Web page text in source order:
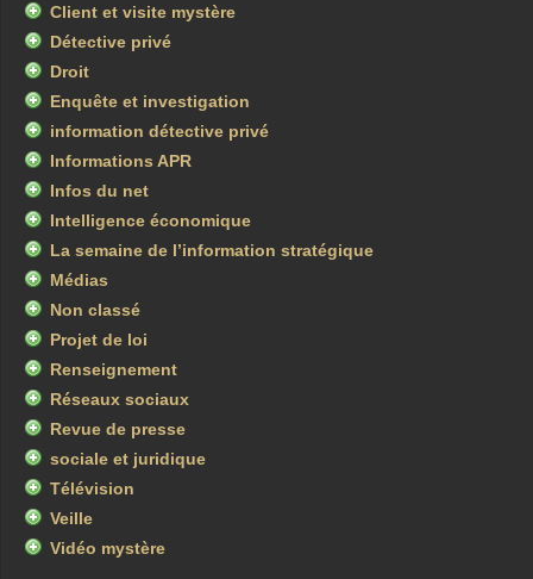
Client et visite mystère
Détective privé
Droit
Enquête et investigation
information détective privé
Informations APR
Infos du net
Intelligence économique
La semaine de l’information stratégique
Médias
Non classé
Projet de loi
Renseignement
Réseaux sociaux
Revue de presse
sociale et juridique
Télévision
Veille
Vidéo mystère